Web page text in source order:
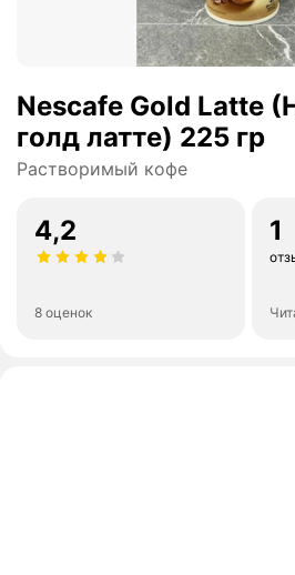
Nescafe Gold Latte
голд латте) 225 гр
Растворимый кофе
4,2
8 оценок
1